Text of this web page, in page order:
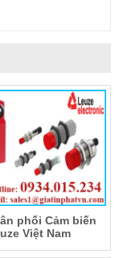
phối Cảm biến
Việt Nam